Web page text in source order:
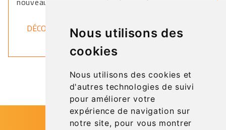
Nous utilisons des
cookies
Nous utilisons des cookies et
d'autres technologies de suivi
pour améliorer votre
expérience de navigation sur
notre site, pour vous montrer
DÉCOUVRIR